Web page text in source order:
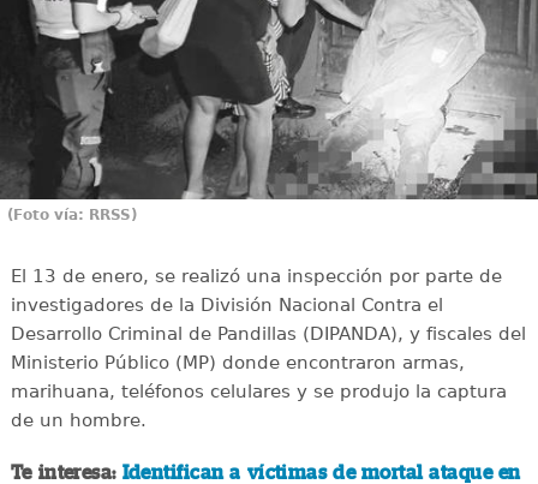
(Foto vía: RRSS)
El 13 de enero, se realizó una inspección por parte de
investigadores de la División Nacional Contra el
Desarrollo Criminal de Pandillas (DIPANDA), y fiscales del
Ministerio Público (MP) donde encontraron armas,
marihuana, teléfonos celulares y se produjo la captura
de un hombre.
Te interesa: Identifican a víctimas de mortal ataque en